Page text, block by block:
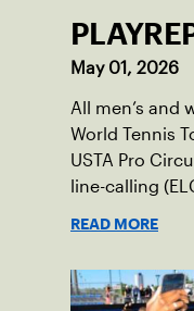
May 01, 2026
All men’s and
World Tennis
USTA Pro
line-calling
READ MORE